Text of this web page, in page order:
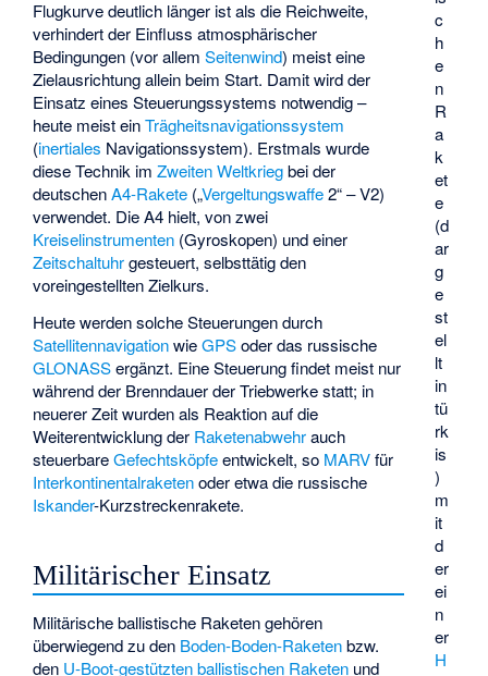
c
h
e
n
R
a
k
et
e
(d
ar
g
e
st
el
lt
in
tü
rk
is
)
m
it
d
er
ei
n
er
H
Flugkurve deutlich länger ist als die Reichweite,
verhindert der Einfluss atmosphärischer
Bedingungen (vor allemSeitenwind) meist eine
Zielausrichtung allein beim Start. Damit wird der
Einsatz eines Steuerungssystems notwendig –
heute meist einTrägheitsnavigationssystem
(inertiales Navigationssystem). Erstmals wurde
diese Technik imZweiten Weltkriegbei der
deutschenA4-Rakete („Vergeltungswaffe2“ – V2)
verwendet. Die A4 hielt, von zwei
Kreiselinstrumenten (Gyroskopen) und einer
Zeitschaltuhrgesteuert, selbsttätig den
voreingestellten Zielkurs.
Heute werden solche Steuerungen durch
SatellitennavigationwieGPSoder das russische
GLONASSergänzt. Eine Steuerung findet meist nur
während der Brenndauer der Triebwerke statt; in
neuerer Zeit wurden als Reaktion auf die
Weiterentwicklung der Raketenabwehrauch
steuerbareGefechtsköpfeentwickelt, so MARVfür
Interkontinentalraketenoder etwa die russische
Iskander-Kurzstreckenrakete.
Militärischer Einsatz
Militärische ballistische Raketen gehören
überwiegend zu den Boden-Boden-Raketenbzw.
den U-Boot-gestützten ballistischen Raketen und